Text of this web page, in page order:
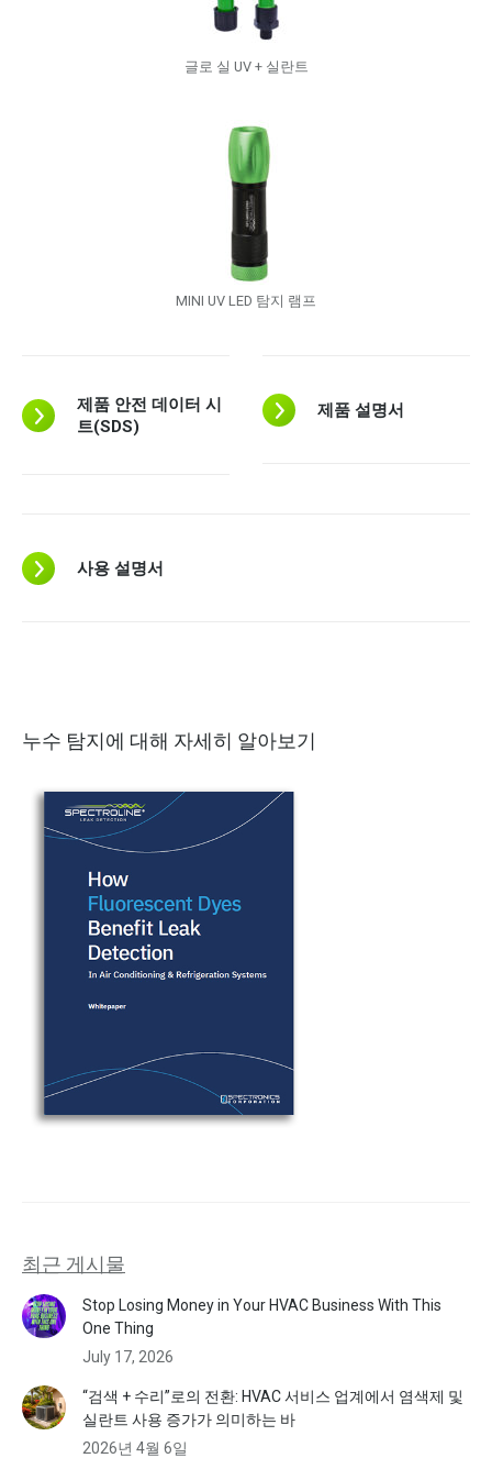
글로 실 UV + 실란트
MINI UV LED 탐지 램프
제품 안전 데이터 시
트(SDS)
제품 설명서
사용 설명서
누수 탐지에 대해 자세히 알아보기
최근 게시물
Stop Losing Money in Your HVAC Business With This
One Thing
July 17, 2026
“검색 + 수리”로의 전환: HVAC 서비스 업계에서 염색제 및
실란트 사용 증가가 의미하는 바
2026년 4월 6일